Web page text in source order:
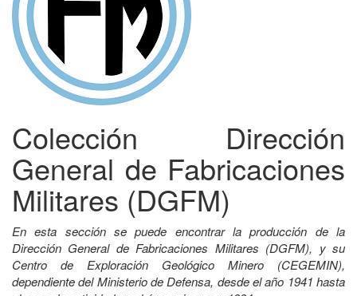
Colección Dirección
General de Fabricaciones
Militares (DGFM)
En esta sección se puede encontrar la producción de la
Dirección General de Fabricaciones Militares (DGFM), y su
Centro de Exploración Geológico Minero (CEGEMIN),
dependiente del Ministerio de Defensa, desde el año 1941 hasta